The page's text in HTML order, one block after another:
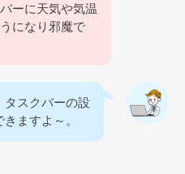
ーに天気や気温
になり邪魔で
タスクバーの設
ますよ～。